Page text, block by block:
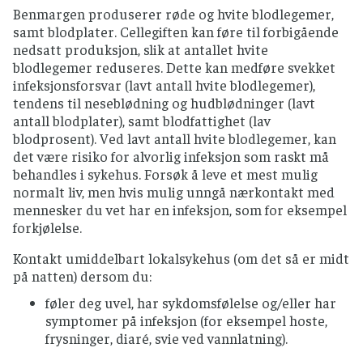
Benmargen produserer røde og hvite blodlegemer,
samt blodplater. Cellegiften kan føre til forbigående
nedsatt produksjon, slik at antallet hvite
blodlegemer reduseres. Dette kan medføre svekket
infeksjonsforsvar (lavt antall hvite blodlegemer),
tendens til neseblødning og hudblødninger (lavt
antall blodplater), samt blodfattighet (lav
blodprosent). Ved lavt antall hvite blodlegemer, kan
det være risiko for alvorlig infeksjon som raskt må
behandles i sykehus. Forsøk å leve et mest mulig
normalt liv, men hvis mulig unngå nærkontakt med
mennesker du vet har en infeksjon, som for eksempel
forkjølelse.
Kontakt umiddelbart lokalsykehus (om det så er midt
på natten) dersom du:
føler deg uvel, har sykdomsfølelse og/eller har
symptomer på infeksjon (for eksempel hoste,
frysninger, diaré, svie ved vannlatning).